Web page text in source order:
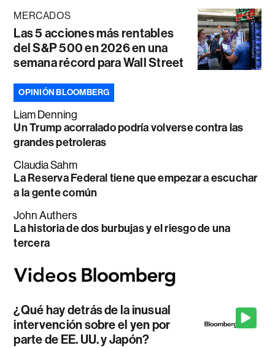
MERCADOS
Las 5 acciones más rentables
del S&P 500 en 2026 en una
semana récord para Wall Street
OPINIÓN BLOOMBERG
Liam Denning
Un Trump acorralado podría volverse contra las
grandes petroleras
Claudia Sahm
La Reserva Federal tiene que empezar a escuchar
a la gente común
John Authers
La historia de dos burbujas y el riesgo de una
tercera
¿Qué hay detrás de la inusual
intervención sobre el yen por
parte de EE. UU. y Japón?